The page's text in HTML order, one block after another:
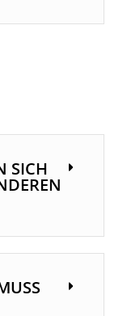
SICH